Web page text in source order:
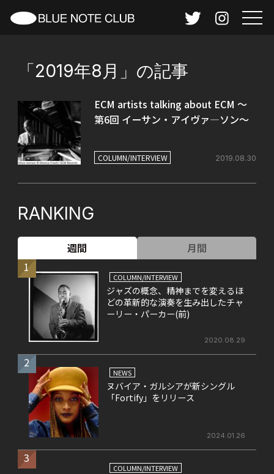
「2019年8月」の記事
ECM artists talking about ECM ～
第6回 イーサン・アイヴァ―ソン～
COLUMN/INTERVIEW 2019.08.30
RANKING
週間
月間
1
COLUMN/INTERVIEW
ジャズの概念、精神までを変えるほ
どの革新的な演奏を生み出したチャ
ーリー・パーカー(前)
2020.08.29
2
NEWS
ヌバイア・ガルシアが新シングル
「Fortify」をリリース
2024.01.26
3
COLUMN/INTERVIEW